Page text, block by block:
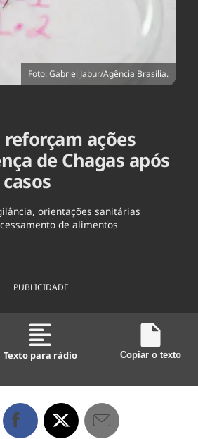
Foto: Gabriel Jabur/Agência Brasília.
reforçam ações
de Chagas após
orientações sanitárias
de alimentos
PUBLICIDADE
Texto para rádio Copiar o texto